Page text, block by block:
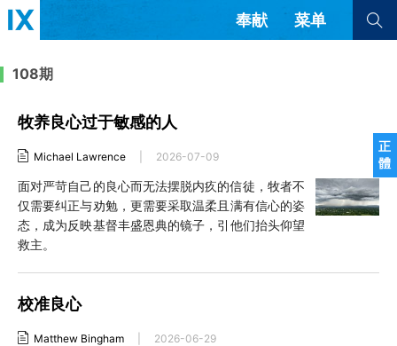
正
體
奉献 菜单
文章 书评
来信
教会带领 解经式讲道与神学
查看全部
查看全部
隐私条款 其他的模式
乌兹别克语
法语
罗马尼亚语
108期
牧养良心过于敏感的人
Michael Lawrence 2026-07-09
面对严苛自己的良心而无法摆脱内疚的信徒，牧者不
仅需要纠正与劝勉，更需要采取温柔且满有信心的姿
态，成为反映基督丰盛恩典的镜子，引他们抬头仰望
救主。
校准良心
Matthew Bingham 2026-06-29